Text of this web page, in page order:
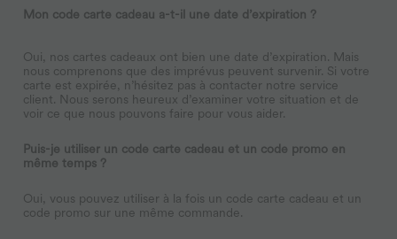
Mon code carte cadeau a-t-il une date d’expiration ?
Oui, nos cartes cadeaux ont bien une date d’expiration. Mais
nous comprenons que des imprévus peuvent survenir. Si votre
carte est expirée, n’hésitez pas à contacter notre service
client. Nous serons heureux d’examiner votre situation et de
voir ce que nous pouvons faire pour vous aider.
Puis-je utiliser un code carte cadeau et un code promo en
même temps ?
Oui, vous pouvez utiliser à la fois un code carte cadeau et un
code promo sur une même commande.